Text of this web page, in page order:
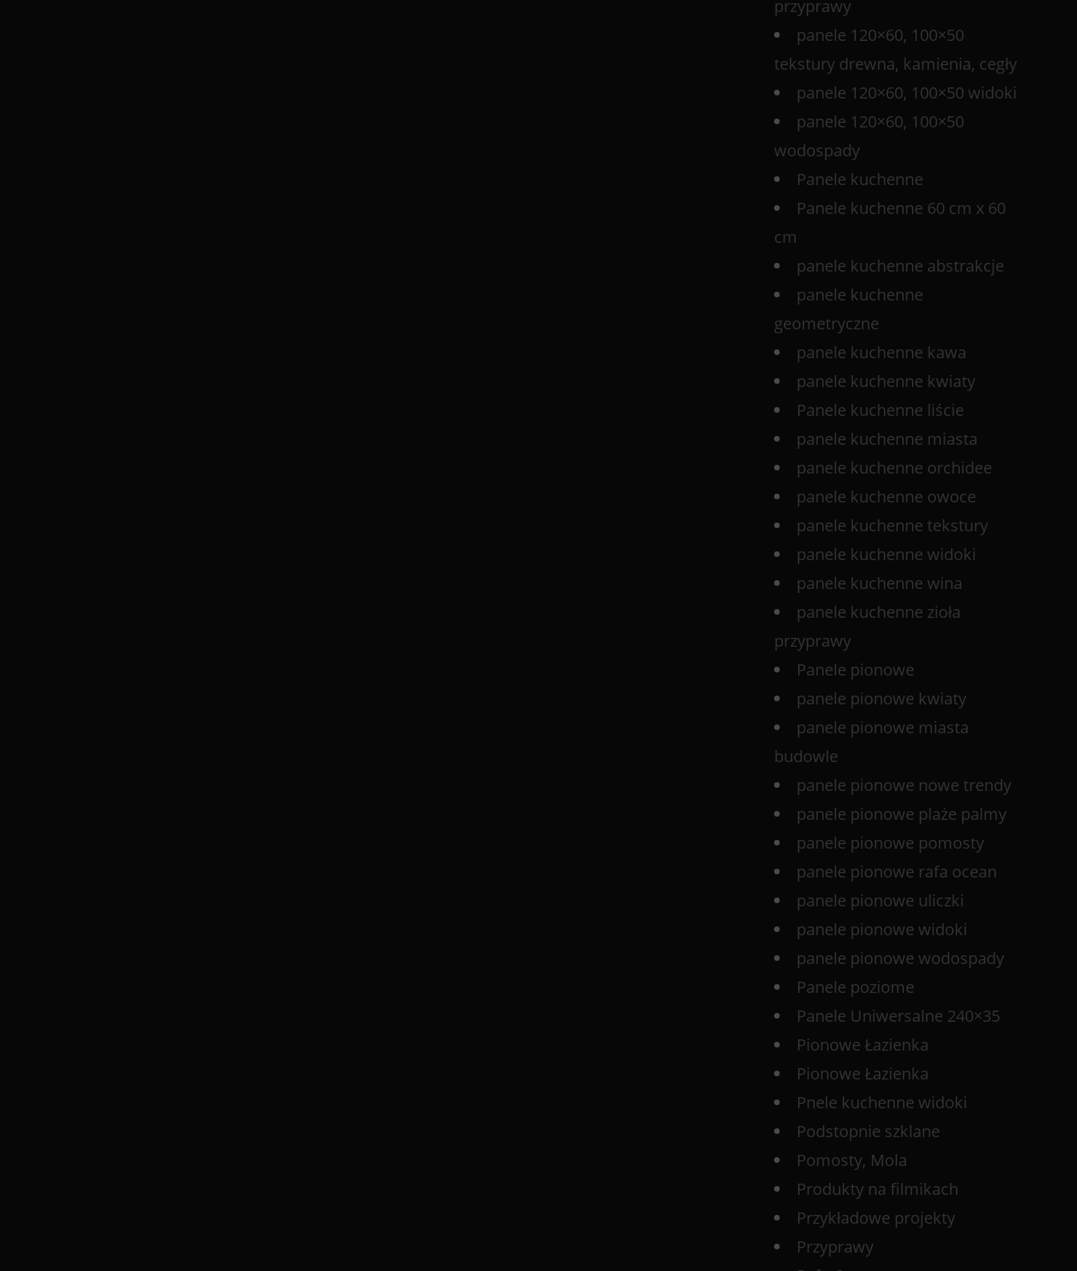
przyprawy
panele 120×60, 100×50
tekstury drewna, kamienia, cegły
panele 120×60, 100×50 widoki
panele 120×60, 100×50
wodospady
Panele kuchenne
Panele kuchenne 60 cm x 60
cm
panele kuchenne abstrakcje
panele kuchenne
geometryczne
panele kuchenne kawa
panele kuchenne kwiaty
Panele kuchenne liście
panele kuchenne miasta
panele kuchenne orchidee
panele kuchenne owoce
panele kuchenne tekstury
panele kuchenne widoki
panele kuchenne wina
panele kuchenne zioła
przyprawy
Panele pionowe
panele pionowe kwiaty
panele pionowe miasta
budowle
panele pionowe nowe trendy
panele pionowe plaże palmy
panele pionowe pomosty
panele pionowe rafa ocean
panele pionowe uliczki
panele pionowe widoki
panele pionowe wodospady
Panele poziome
Panele Uniwersalne 240×35
Pionowe Łazienka
Pionowe Łazienka
Pnele kuchenne widoki
Podstopnie szklane
Pomosty, Mola
Produkty na filmikach
Przykładowe projekty
Przyprawy